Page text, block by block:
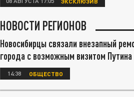
НОВОСТИ РЕГИОНОВ
Новосибирцы связали внезапный
города с возможным визитом Путина
14:38 ОБЩЕСТВО